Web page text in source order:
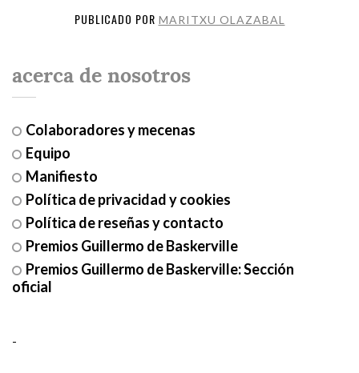
PUBLICADO POR MARITXU OLAZABAL
acerca de nosotros
Colaboradores y mecenas
Equipo
Manifiesto
Política de privacidad y cookies
Política de reseñas y contacto
Premios Guillermo de Baskerville
Premios Guillermo de Baskerville: Sección
oficial
-